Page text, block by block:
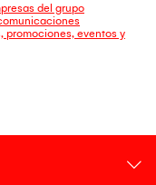
del grupo
promociones, eventos y